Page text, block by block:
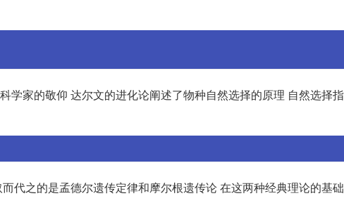
学家的敬仰 达尔文的进化论阐述了物种自然选择的原理 自然选择指
代之的是孟德尔遗传定律和摩尔根遗传论 在这两种经典理论的基础